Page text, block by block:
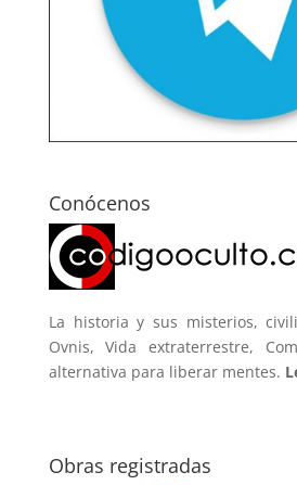
Conócenos
La historia y sus misterios,
Ovnis, Vida extraterrestre,
alternativa para liberar mentes.
Obras registradas